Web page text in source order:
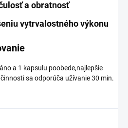
a obratnosť
vytrvalostného výkonu
a 1 kapsulu poobede,najlepšie
sa odporúča užívanie 30 min.